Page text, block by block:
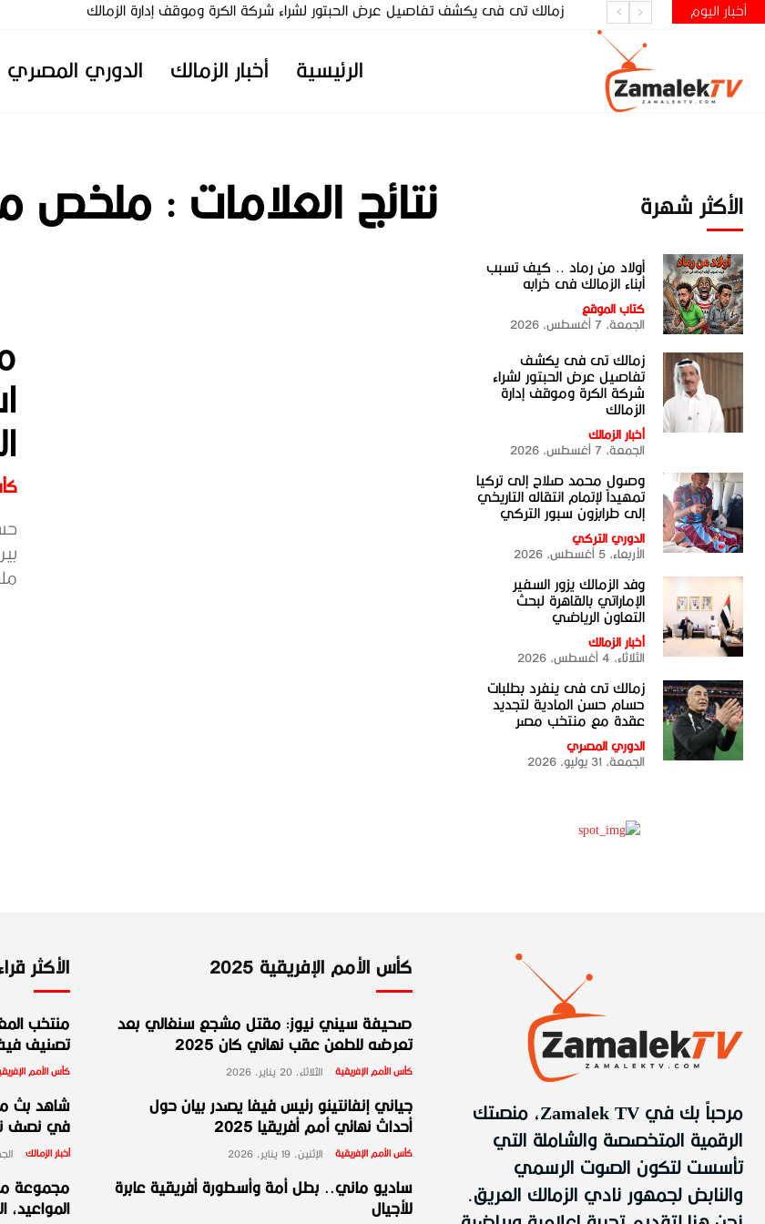
أخبار اليوم زمالك تى فى يكشف تفاصيل عرض الحبتور لشراء شركة الكرة وموقف إدارة الزمالك
الرئيسية أخبار الزمالك الدوري المصري
نتائج العلامات : ملخص الأكثر شهرة
أولاد من رماد .. كيف تسبب
أبناء الزمالك فى خرابه
كتاب الموقع
الجمعة، 7 أغسطس، 2026
زمالك تى فى يكشف
تفاصيل عرض الحبتور لشراء
شركة الكرة وموقف إدارة
الزمالك
أخبار الزمالك
الجمعة، 7 أغسطس، 2026
وصول محمد صلاح إلى تركيا
تمهيداً لإتمام انتقاله التاريخي
إلى طرابزون سبور التركي
الدوري التركي
الأربعاء، 5 أغسطس، 2026
وفد الزمالك يزور السفير
الإماراتي بالقاهرة لبحث
التعاون الرياضي
أخبار الزمالك
الثلاثاء، 4 أغسطس، 2026
زمالك تى فى ينفرد بطلبات
حسام حسن المادية لتجديد
عقدة مع منتخب مصر
الدوري المصري
الجمعة، 31 يوليو، 2026
الأكثر
منتخب
تصنيف فيفا
كأس الأمم
شاهد بث
في نصف
أخبار الزمالك
المواعيد،
كأس الأمم الإفريقية 2025
صحيفة سيني نيوز: مقتل مشجع سنغالي بعد
تعرضه للطعن عقب نهائي كان 2025
كأس الأمم الإفريقية الثلاثاء، 20 يناير، 2026
جياني إنفانتينو رئيس فيفا يصدر بيان حول
أحداث نهائي أمم أفريقيا 2025
كأس الأمم الإفريقية الإثنين، 19 يناير، 2026
ساديو ماني.. بطل أمة وأسطورة أفريقية عابرة
للأجيال
مرحباً بك في Zamalek TV، منصتك
الرقمية المتخصصة والشاملة التي
تأسست لتكون الصوت الرسمي
والنابض لجمهور نادي الزمالك العريق.